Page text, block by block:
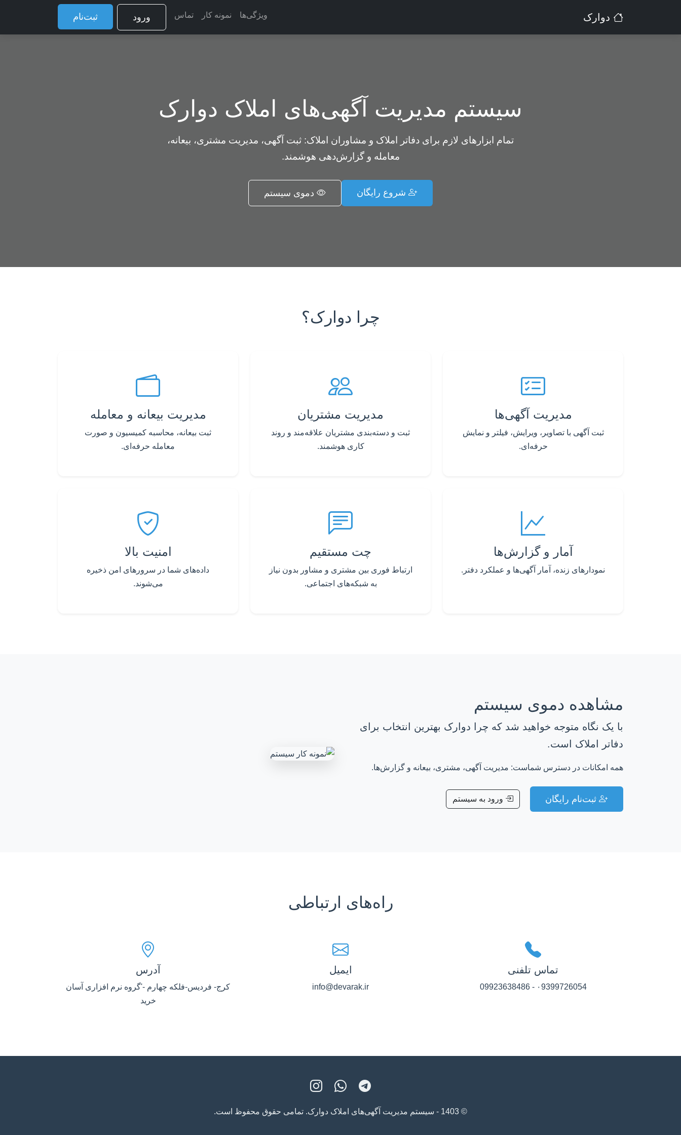
دوارک ویژگی‌ها نمونه کار تماس ورود ثبت‌نام
سیستم مدیریت آگهی‌های املاک دوارک
تمام ابزارهای لازم برای دفاتر املاک و مشاوران املاک: ثبت آگهی، مدیریت مشتری، بیعانه،
معامله و گزارش‌دهی هوشمند.
شروع رایگان دموی سیستم
چرا دوارک؟
مدیریت آگهی‌ها
ثبت آگهی با تصاویر، ویرایش، فیلتر و نمایش
حرفه‌ای.
مدیریت مشتریان
ثبت و دسته‌بندی مشتریان علاقه‌مند و روند
کاری هوشمند.
مدیریت بیعانه و معامله
ثبت بیعانه، محاسبه کمیسیون و صورت
معامله حرفه‌ای.
آمار و گزارش‌ها
نمودارهای زنده، آمار آگهی‌ها و عملکرد دفتر.
چت مستقیم
ارتباط فوری بین مشتری و مشاور بدون نیاز
به شبکه‌های اجتماعی.
امنیت بالا
داده‌های شما در سرورهای امن ذخیره
می‌شوند.
مشاهده دموی سیستم
با یک نگاه متوجه خواهید شد که چرا دوارک بهترین انتخاب برای
دفاتر املاک است.
همه امکانات در دسترس شماست: مدیریت آگهی، مشتری، بیعانه و گزارش‌ها.
ثبت‌نام رایگان ورود به سیستم
راه‌های ارتباطی
تماس تلفنی
۰9399726054 - 09923638486
ایمیل
info@devarak.ir
آدرس
کرج- فردیس-فلکه چهارم -'گروه نرم افزاری آسان
خرید
© 1403 - سیستم مدیریت آگهی‌های املاک دوارک. تمامی حقوق محفوظ است.